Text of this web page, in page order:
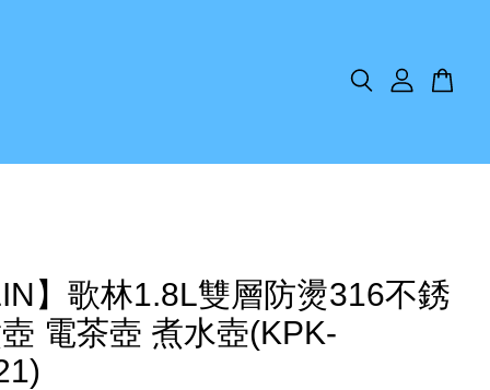
】歌林1.8L雙層防燙316不銹
電茶壺 煮水壺(KPK-